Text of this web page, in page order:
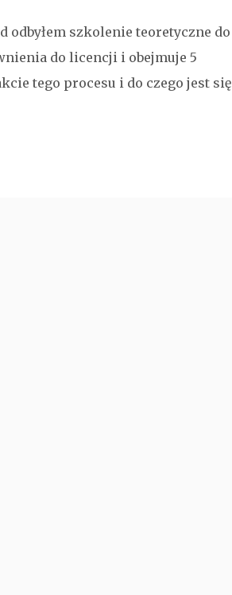
odbyłem szkolenie teoretyczne do
do licencji i obejmuje 5
tego procesu i do czego jest się